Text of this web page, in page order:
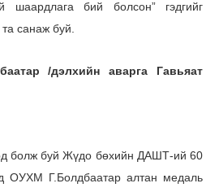
шаардлага бий болсон” гэдгийг
санаж буй.
/дэлхийн аварга Гавьяат
болж буй Жүдо бөхийн ДАШТ-ий 60
ОУХМ Г.Болдбаатар алтан медаль